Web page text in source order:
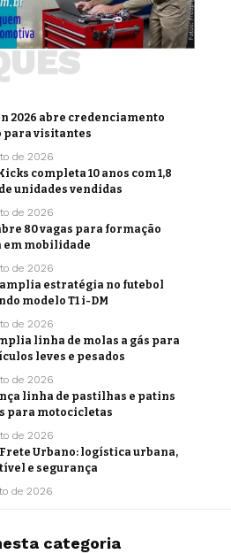
2026 abre credenciamento
para visitantes
de 2026
completa 10 anos com 1,8
unidades vendidas
de 2026
80 vagas para formação
em mobilidade
de 2026
amplia estratégia no futebol
modelo T1 i-DM
de 2026
linha de molas a gás para
leves e pesados
de 2026
linha de pastilhas e patins
para motocicletas
de 2026
Urbano: logística urbana,
e segurança
de 2026
categoria